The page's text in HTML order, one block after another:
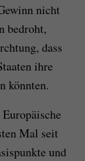
nicht
bedroht,
dass
ihre
könnten.
Mal seit
und